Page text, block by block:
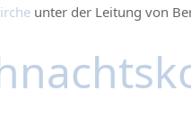
unter der Leitung von